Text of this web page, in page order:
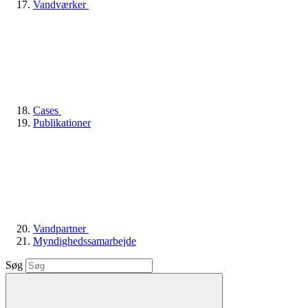
Vandværker
Cases
Publikationer
Vandpartner
Myndighedssamarbejde
Søg